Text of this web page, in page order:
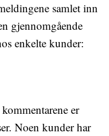
samlet inn
gjennomgående
enkelte kunder:
er
Noen kunder har